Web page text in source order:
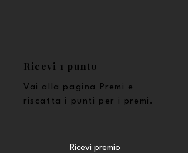
Ricevi 1 punto
Vai alla pagina Premi e
riscatta i punti per i premi.
Ricevi premio